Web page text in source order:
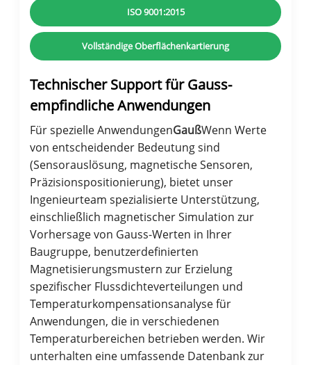
ISO 9001:2015
Vollständige Oberflächenkartierung
Technischer Support für Gauss-
empfindliche Anwendungen
Für spezielle AnwendungenGaußWenn Werte
von entscheidender Bedeutung sind
(Sensorauslösung, magnetische Sensoren,
Präzisionspositionierung), bietet unser
Ingenieurteam spezialisierte Unterstützung,
einschließlich magnetischer Simulation zur
Vorhersage von Gauss-Werten in Ihrer
Baugruppe, benutzerdefinierten
Magnetisierungsmustern zur Erzielung
spezifischer Flussdichteverteilungen und
Temperaturkompensationsanalyse für
Anwendungen, die in verschiedenen
Temperaturbereichen betrieben werden. Wir
unterhalten eine umfassende Datenbank zur